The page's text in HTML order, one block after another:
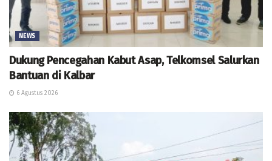
NEWS
Dukung Pencegahan Kabut Asap, Telkomsel Salurkan
Bantuan di Kalbar
6 Agustus 2026